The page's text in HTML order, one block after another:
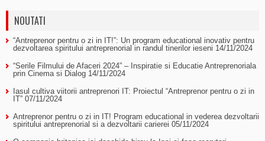
NOUTATI
“Antreprenor pentru o zi in IT!”: Un program educational inovativ pentru
dezvoltarea spiritului antreprenorial in randul tinerilor ieseni 14/11/2024
“Serile Filmului de Afaceri 2024” – Inspiratie si Educatie Antreprenoriala
prin Cinema si Dialog 14/11/2024
Iasul cultiva viitorii antreprenori IT: Proiectul “Antreprenor pentru o zi in
IT” 07/11/2024
Antreprenor pentru o zi in IT! Program educational in vederea dezvoltarii
spiritului antreprenorial si a dezvoltarii carierei 05/11/2024